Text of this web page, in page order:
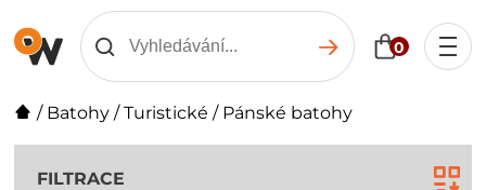
0
/ Batohy /Turistické / Pánské batohy
FILTRACE